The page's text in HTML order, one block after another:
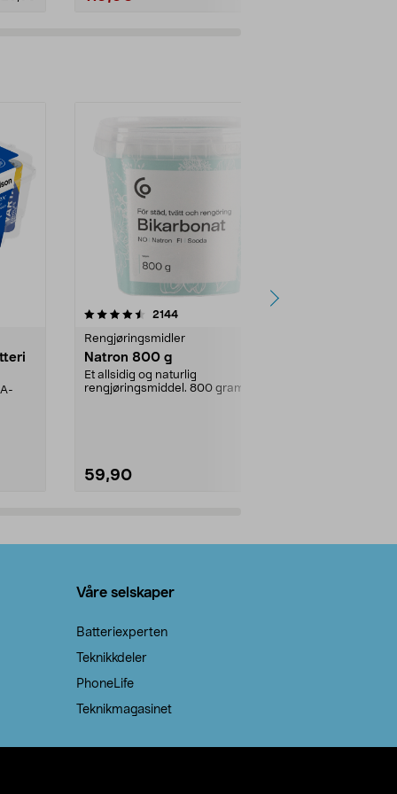
2144anmeldelser
Rengjøringsmidler
Natron 800 g
Et allsidig og naturlig
rengjøringsmiddel. 800 gram
59,90
4.0av 5 stjerner
Våre selskaper
Batteriexperten
Teknikkdeler
PhoneLife
Teknikmagasinet